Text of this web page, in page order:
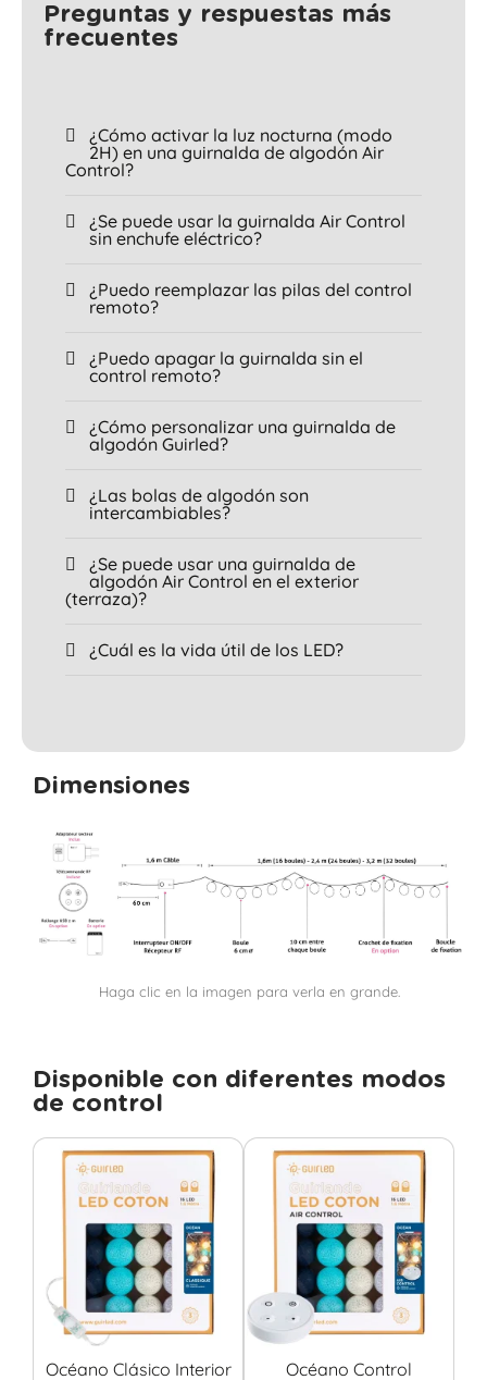
Preguntas y respuestas más
frecuentes
¿Cómo activar la luz nocturna (modo
2H) en una guirnalda de algodón Air
Control?
¿Se puede usar la guirnalda Air Control
sin enchufe eléctrico?
¿Puedo reemplazar las pilas del control
remoto?
¿Puedo apagar la guirnalda sin el
control remoto?
¿Cómo personalizar una guirnalda de
algodón Guirled?
¿Las bolas de algodón son
intercambiables?
¿Se puede usar una guirnalda de
algodón Air Control en el exterior
(terraza)?
¿Cuál es la vida útil de los LED?
Dimensiones
Haga clic en la imagen para verla en grande.
Disponible con diferentes modos
de control
Océano Clásico Interior Océano Control